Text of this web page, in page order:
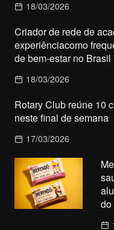
18/03/2026
Criador de rede de
experiênciacomo
de bem-estar no Brasil
18/03/2026
Rotary Club reúne 10
neste final de semana
17/03/2026